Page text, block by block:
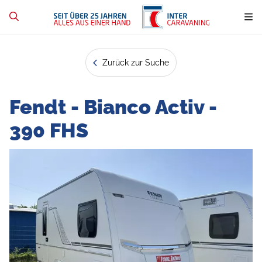
Zurück zur Suche
Fendt - Bianco Activ -
390 FHS